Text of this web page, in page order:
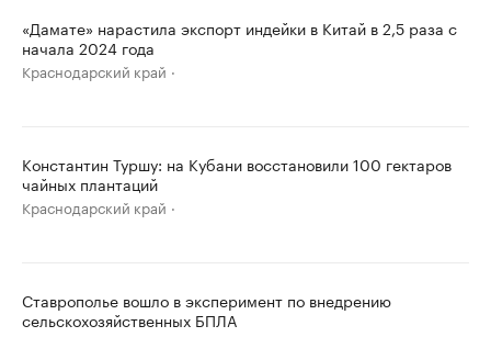
«Дамате» нарастила экспорт индейки в Китай в 2,5 раза с
начала 2024 года
Краснодарский край
Константин Туршу: на Кубани восстановили 100 гектаров
чайных плантаций
Краснодарский край
Ставрополье вошло в эксперимент по внедрению
сельскохозяйственных БПЛА